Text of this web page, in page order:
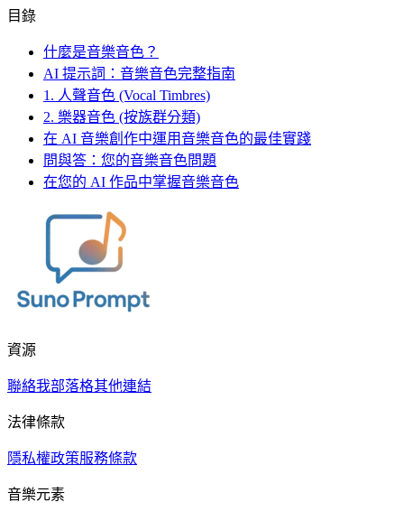
目錄
什麼是音樂音色？
AI 提示詞：音樂音色完整指南
1. 人聲音色 (Vocal Timbres)
2. 樂器音色 (按族群分類)
在 AI 音樂創作中運用音樂音色的最佳實踐
問與答：您的音樂音色問題
在您的 AI 作品中掌握音樂音色
資源
聯絡我部落格其他連結
法律條款
隱私權政策服務條款
音樂元素